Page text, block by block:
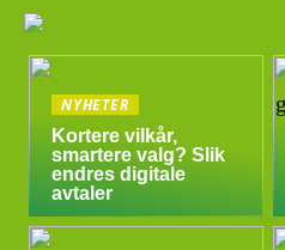
NYHETER
Kortere vilkår,
smartere valg? Slik
endres digitale
avtaler